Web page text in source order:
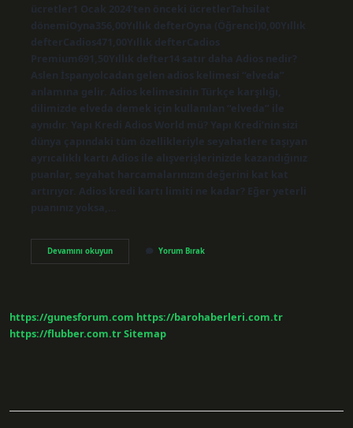
ücretler1 Ocak 2024’ten önceki ücretlerTahsilat
dönemiOyna356,00Yıllık defterOyna (Öğrenci)0,00Yıllık
defterCadios471,00Yıllık defterCadios
Premium691,50Yıllık defter14 satır daha Adios nedir?
Aslen İspanyolcadan gelen adios kelimesi “elveda”
anlamına gelir. Adios kelimesinin Türkçe karşılığı,
dilimizde elveda demek için kullanılan “elveda” ile
aynıdır. Yapı Kredi Adios World mü? Yapı Kredi’nin sizi
dünya çapındaki tüm özellikleriyle seyahatlere taşıyan
ayrıcalıklı kartı Adios ile alışverişlerinizde kazandığınız
puanlar, seyahat harcamalarınızın değerini kat kat
artırıyor. Adios kredi kartı limiti ne kadar? Eğer yeterli
puanınız yoksa,…
Devamını okuyunAdios
Kimin
Yorum Bırak
https://gunesforum.com https://barohaberleri.com.tr
https://flubber.com.trSitemap